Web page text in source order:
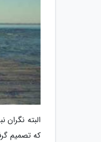
البته
که تصمیم